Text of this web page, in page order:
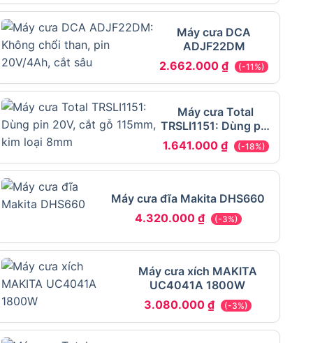
Máy cưa DCA
ADJF22DM
2.662.000₫ (-11%)
Máy cưa Total
TRSLI1151: Dùng pin
20V, cắt gỗ 115mm,
kim loại 8mm
1.641.000 ₫ (-18%)
Máy cưa đĩa Makita DHS660
4.320.000 ₫ (-3%)
Máy cưa xích MAKITA
UC4041A 1800W
3.080.000 ₫ (-3%)